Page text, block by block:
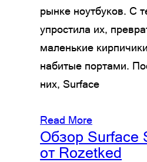
рынке ноутбуков. С
упростила их,
маленькие
набитые портами.
них, Surface
Read More
Обзор Surface
от Rozetked